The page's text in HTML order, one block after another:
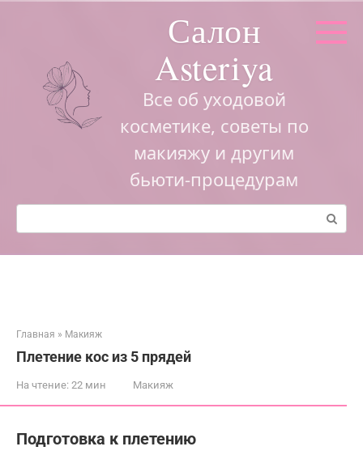
Салон
Asteriya
Все об уходовой
косметике, советы по
макияжу и другим
бьюти-процедурам
Поиск:
Главная » Макияж
Плетение кос из 5 прядей
На чтение: 22 мин Макияж
Подготовка к плетению